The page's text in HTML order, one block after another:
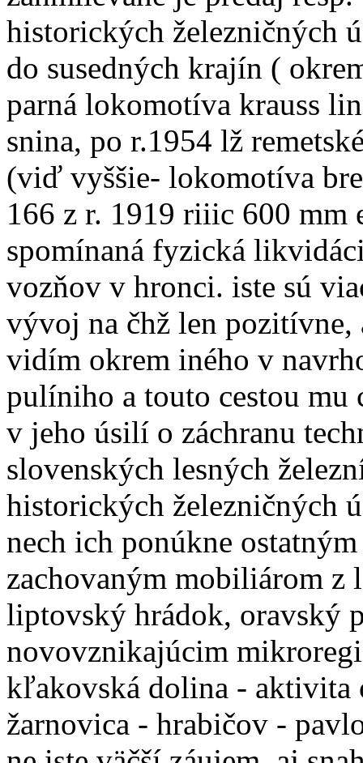
historických železničných
do susedných krajín (
parná lokomotíva krauss
snina, po r.1954 lž
(viď vyššie- lokomotíva
166 z r. 1919 riiic 600 mm
spomínaná fyzická
vozňov v hronci. iste sú
vývoj na čhž len pozitívne,
vidím okrem iného v
pulíniho a touto cestou
v jeho úsilí o záchranu
slovenských lesných
historických železničných
nech ich ponúkne
zachovaným mobiliárom z
liptovský hrádok, oravský
novovznikajúcim
kľakovská dolina - aktivita
žarnovica - hrabičov -